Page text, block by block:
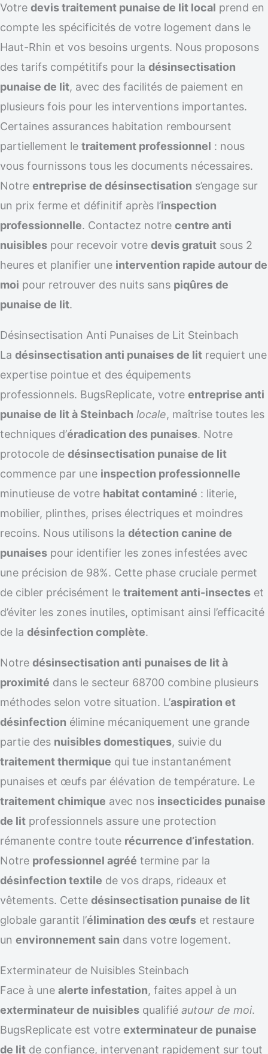
Votre devis traitement punaise de lit local prend en
compte les spécificités de votre logement dans le
Haut-Rhin et vos besoins urgents. Nous proposons
des tarifs compétitifs pour la désinsectisation
punaise de lit, avec des facilités de paiement en
plusieurs fois pour les interventions importantes.
Certaines assurances habitation remboursent
partiellement le traitement professionnel : nous
vous fournissons tous les documents nécessaires.
Notre entreprise de désinsectisation s’engage sur
un prix ferme et définitif après l’inspection
professionnelle. Contactez notre centre anti
nuisibles pour recevoir votre devis gratuit sous 2
heures et planifier une intervention rapide autour de
moi pour retrouver des nuits sans piqûres de
punaise de lit.
Désinsectisation Anti Punaises de Lit Steinbach
La désinsectisation anti punaises de lit requiert une
expertise pointue et des équipements
professionnels. BugsReplicate, votre entreprise anti
punaise de lit à Steinbach locale, maîtrise toutes les
techniques d’éradication des punaises. Notre
protocole de désinsectisation punaise de lit
commence par une inspection professionnelle
minutieuse de votre habitat contaminé : literie,
mobilier, plinthes, prises électriques et moindres
recoins. Nous utilisons la détection canine de
punaises pour identifier les zones infestées avec
une précision de 98%. Cette phase cruciale permet
de cibler précisément le traitement anti-insectes et
d’éviter les zones inutiles, optimisant ainsi l’efficacité
de la désinfection complète.
Notre désinsectisation anti punaises de lit à
proximité dans le secteur 68700 combine plusieurs
méthodes selon votre situation. L’aspiration et
désinfection élimine mécaniquement une grande
partie des nuisibles domestiques, suivie du
traitement thermique qui tue instantanément
punaises et œufs par élévation de température. Le
traitement chimique avec nos insecticides punaise
de lit professionnels assure une protection
rémanente contre toute récurrence d’infestation.
Notre professionnel agréé termine par la
désinfection textile de vos draps, rideaux et
vêtements. Cette désinsectisation punaise de lit
globale garantit l’élimination des œufs et restaure
un environnement sain dans votre logement.
Exterminateur de Nuisibles Steinbach
Face à une alerte infestation, faites appel à un
exterminateur de nuisibles qualifié autour de moi.
BugsReplicate est votre exterminateur de punaise
de lit de confiance, intervenant rapidement sur tout